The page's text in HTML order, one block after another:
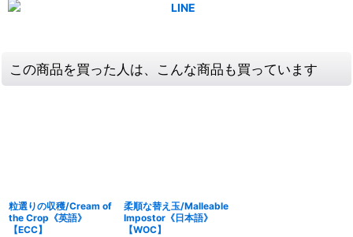
この商品を買った人は、こんな商品も買っています
粒選りの収穫/Cream of
the Crop《英語》
【ECC】
柔順な替え玉/Malleable
Impostor《日本語》
【WOC】